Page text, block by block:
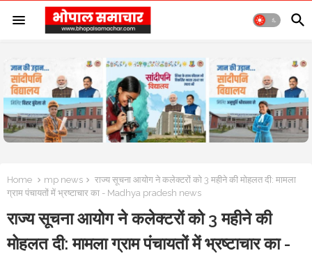
Home mp news
राज्य सूचना आयोग ने कलेक्टरों को 3 महीने की मोहलत दी: मामला
ग्राम पंचायतों में भ्रष्टाचार का - Madhya pradesh news
राज्य सूचना आयोग ने कलेक्टरों को 3 महीने की
मोहलत दी: मामला ग्राम पंचायतों में भ्रष्टाचार का -